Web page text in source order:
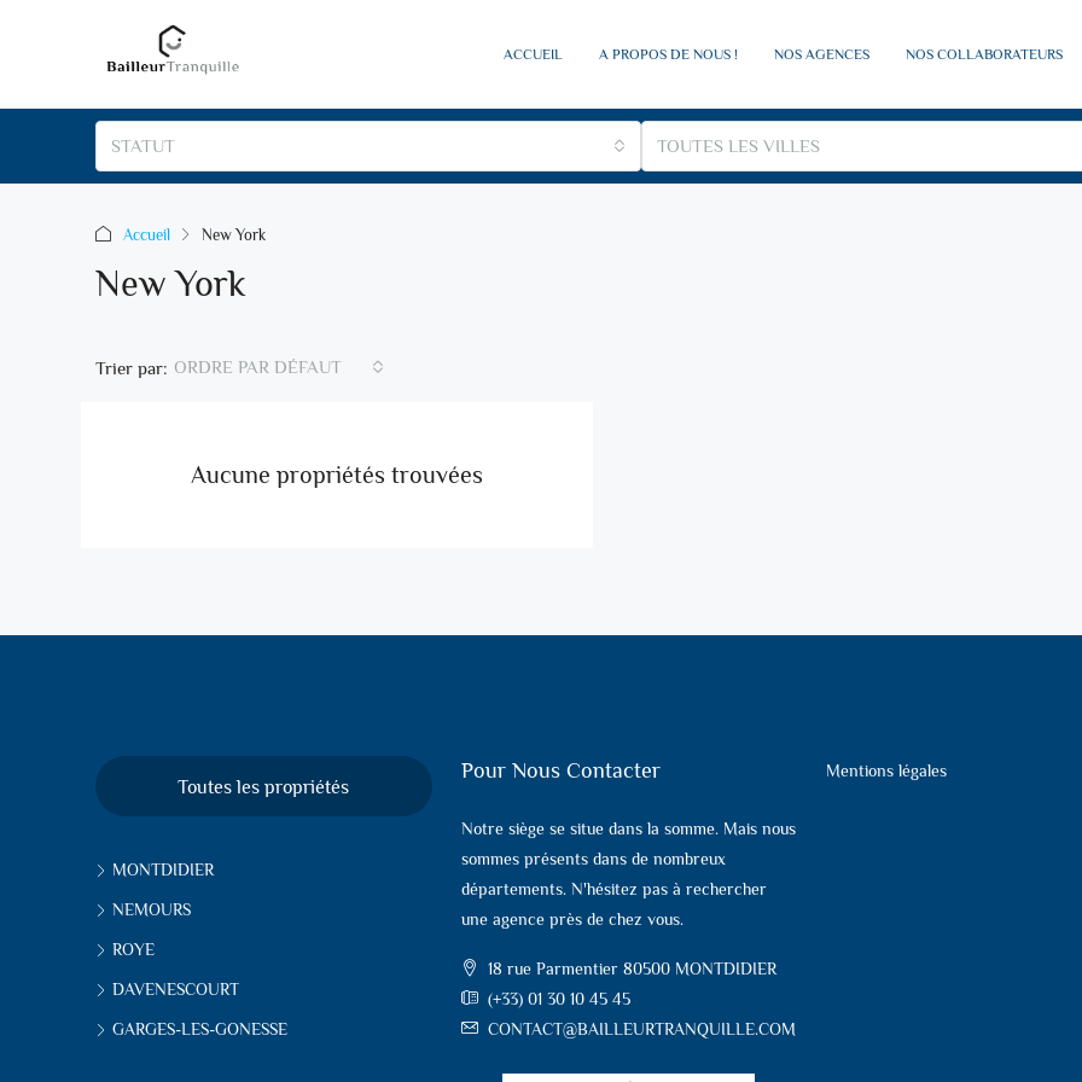
ACCUEIL A PROPOS DE NOUS ! NOS AGENCES NOS COLLABORATEURS
STATUT TOUTES LES VILLES
Accueil New York
New York
Trier par: ORDRE PAR DÉFAUT
Aucune propriétés trouvées
Toutes les propriétés
MONTDIDIER
NEMOURS
ROYE
DAVENESCOURT
GARGES-LES-GONESSE
Pour Nous Contacter
Notre siège se situe dans la somme. Mais nous
sommes présents dans de nombreux
départements. N'hésitez pas à rechercher
une agence près de chez vous.
18 rue Parmentier 80500 MONTDIDIER
(+33) 01 30 10 45 45
CONTACT@BAILLEURTRANQUILLE.COM
Mentions légales